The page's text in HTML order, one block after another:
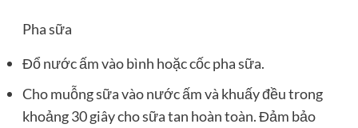
Pha sữa
Đổ nước ấm vào bình hoặc cốc pha sữa.
Cho muỗng sữa vào nước ấm và khuấy đều trong
khoảng 30 giây cho sữa tan hoàn toàn. Đảm bảo